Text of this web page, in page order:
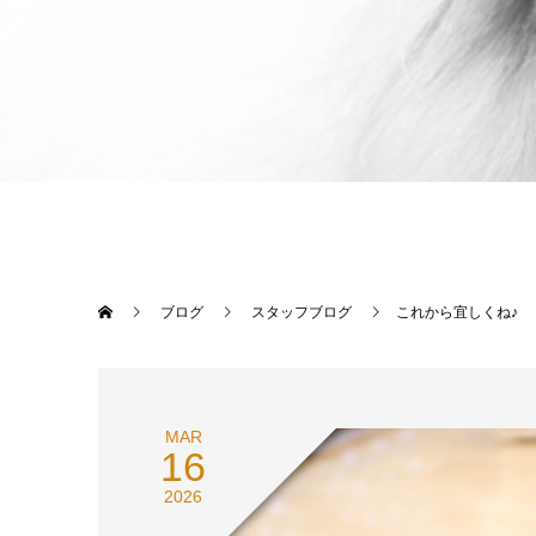
ブログ スタッフブログ これから宜しくね♪
MAR
16
2026